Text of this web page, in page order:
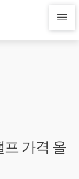
프 가격 올